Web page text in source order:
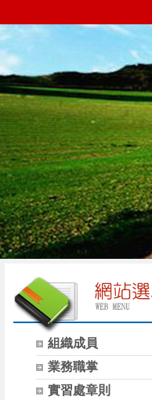
組織成員
業務職掌
實習處章則